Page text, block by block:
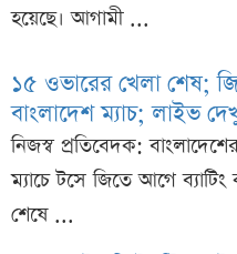
হয়েছে। আগামী ...
১৫ ওভারের খেলা শেষ;
বাংলাদেশ ম্যাচ; লাইভ
নিজস্ব প্রতিবেদক:
ম্যাচে টসে জিতে আগে
শেষে ...